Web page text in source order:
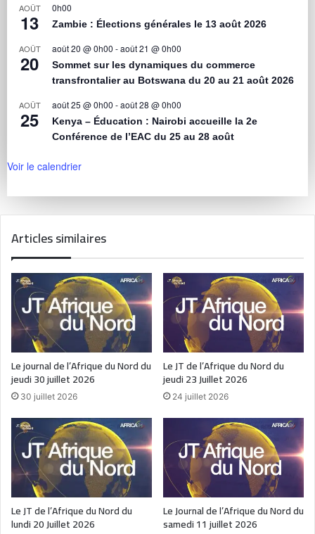
AOÛT
13
0h00
Zambie : Élections générales le 13 août 2026
AOÛT
20
août 20 @ 0h00 -août 21 @ 0h00
Sommet sur les dynamiques du commerce
transfrontalier au Botswana du 20 au 21 août 2026
AOÛT
25
août 25 @ 0h00 -août 28 @ 0h00
Kenya – Éducation : Nairobi accueille la 2e
Conférence de l’EAC du 25 au 28 août
Voir le calendrier
Articles similaires
Le journal de l’Afrique du Nord du
jeudi 30 juillet 2026
30 juillet 2026
Le JT de l’Afrique du Nord du
jeudi 23 Juillet 2026
24 juillet 2026
Le JT de l’Afrique du Nord du
lundi 20 Juillet 2026
Le Journal de l’Afrique du Nord du
samedi 11 juillet 2026